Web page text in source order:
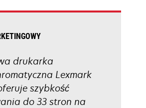
drukarka
Lexmark
szybkość
do 33 stron na